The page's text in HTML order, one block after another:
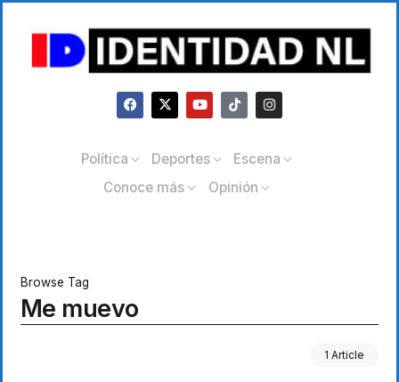
Política Deportes
Escena
Conoce más
Opinión
Browse Tag
Me muevo
1 Article